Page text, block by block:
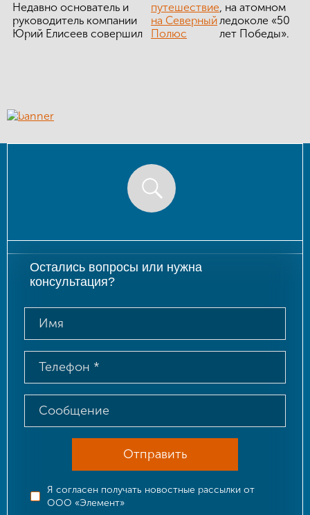
НОВОСТИ
Недавно основатель и
руководитель компании
Юрий Елисеев совершил
путешествие
на Северный
Полюс
, на атомном
ледоколе «50
лет Победы».
Остались вопросы или нужна
консультация?
Отправить
Я согласен получать новостные рассылки от
ООО «Элемент»